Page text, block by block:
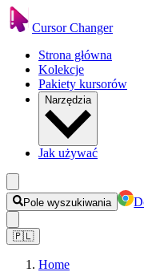
Cursor Changer
Strona główna
Kolekcje
Pakiety kursorów
Narzędzia
Jak używać
Pole wyszukiwania
🇵🇱
Home